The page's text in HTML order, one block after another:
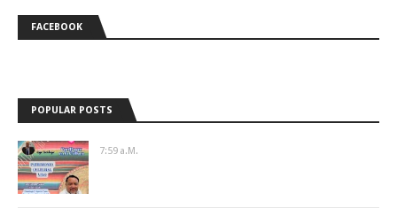
FACEBOOK
POPULAR POSTS
7:59 A.m.